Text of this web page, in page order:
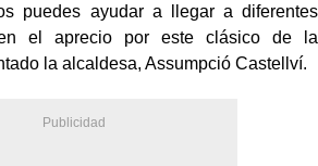
puedes ayudar a llegar a diferentes
el aprecio por este clásico de la
la alcaldesa, Assumpció Castellví.